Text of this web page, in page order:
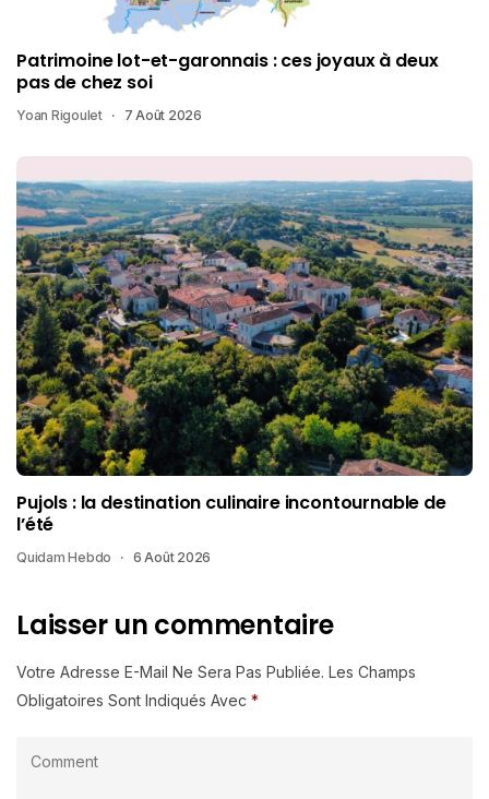
Patrimoine lot-et-garonnais : ces joyaux à deux
pas de chez soi
Yoan Rigoulet 7 Août 2026
Pujols : la destination culinaire incontournable de
l’été
Quidam Hebdo 6 Août 2026
Laisser un commentaire
Votre Adresse E-Mail Ne Sera Pas Publiée. Les Champs
Obligatoires Sont Indiqués Avec *